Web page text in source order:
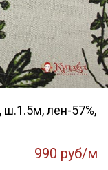
ш.1.5м, лен-57%,
990 руб/м